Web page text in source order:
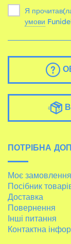
Я
умови
ПОТРІБНА
Моє замовлення
Посібник
Доставка
Повернення
Інші питання
Контактна